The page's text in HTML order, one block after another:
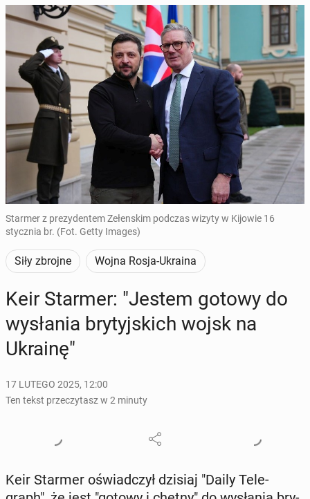
Starmer z prezydentem Zełenskim podczas wizyty w Kijowie 16
stycznia br. (Fot. Getty Images)
Siły zbrojne Wojna Rosja-Ukraina
Keir Starmer: "Jestem gotowy do
wy­sła­nia bry­tyj­skich wojsk na
Ukrainę"
17 LUTEGO 2025, 12:00
Ten tekst przeczytasz w 2 minuty
Keir Starmer oświad­czył dzisiaj "Daily Te­le­